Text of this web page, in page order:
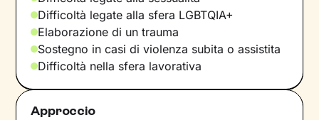
Difficoltà legate alla sfera LGBTQIA+
Elaborazione di un trauma
Sostegno in casi di violenza subita o assistita
Difficoltà nella sfera lavorativa
Approccio